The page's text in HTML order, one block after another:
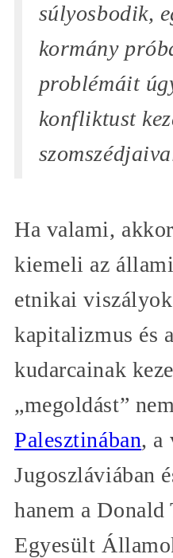
súlyosbodik,
kormány
problémáit
konfliktust
Ha valami,
kiemeli az
etnikai
kapitalizmus és
kudarcainak
„megoldást”
Palesztinában, a
Jugoszláviában
hanem a Donald
Egyesült